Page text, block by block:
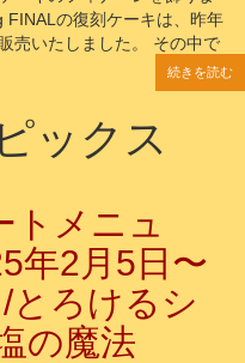
続きを読む
続きを読む
続きを読む
続きを読む
FINALの復刻ケーキは、昨年
売いたしました。 その中で
続きを読む
ックス
トメニュ
年2月5日〜
とろけるシ
の魔法